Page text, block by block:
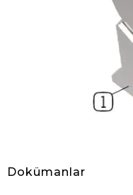
Dokümanlar